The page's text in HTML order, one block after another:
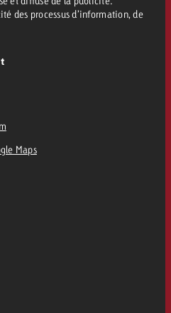
des processus d’information, de
Maps